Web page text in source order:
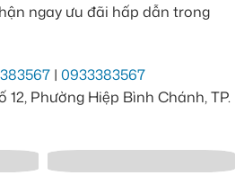
ngay ưu đãi hấp dẫn trong
| 0933383567
12, Phường Hiệp Bình Chánh, TP.